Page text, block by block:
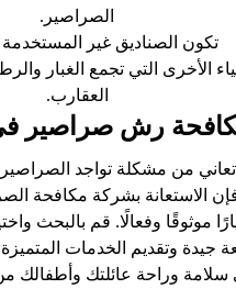
الصراصير.
تكون الصناديق غير المستخدمة
الأخرى التي تجمع الغبار
العقارب.
رش صراصير
تعاني من مشكلة تواجد
الاستعانة بشركة مكافحة
موثوقًا وفعالًا. قم بالبحث
جيدة وتقديم الخدمات
وراحة عائلتك وأطفالك